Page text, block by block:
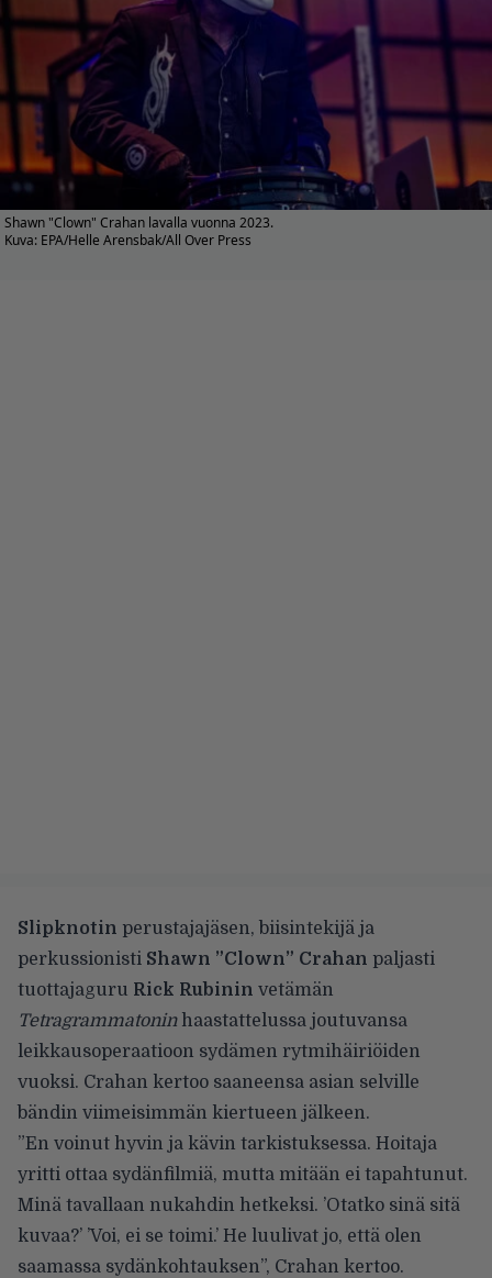
Shawn "Clown" Crahan lavalla vuonna 2023.
Kuva: EPA/Helle Arensbak/All Over Press
Slipknotin perustajajäsen, biisintekijä ja
perkussionisti Shawn ”Clown” Crahan paljasti
tuottajaguru Rick Rubinin vetämän
Tetragrammatoninhaastattelussa joutuvansa
leikkausoperaatioon sydämen rytmihäiriöiden
vuoksi. Crahan kertoo saaneensa asian selville
bändin viimeisimmän kiertueen jälkeen.
”En voinut hyvin ja kävin tarkistuksessa. Hoitaja
yritti ottaa sydänfilmiä, mutta mitään ei tapahtunut.
Minä tavallaan nukahdin hetkeksi. ’Otatko sinä sitä
kuvaa?’ ’Voi, ei se toimi.’ He luulivat jo, että olen
saamassa sydänkohtauksen”, Crahan kertoo.